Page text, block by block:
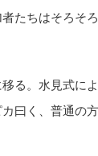
たちはそろそ
る。水見式に
曰く、普通の